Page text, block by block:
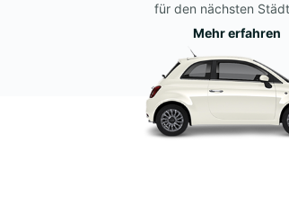
für den nächsten
Mehr erfahren